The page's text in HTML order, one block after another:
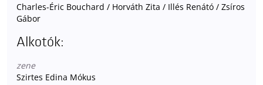
Charles-Éric Bouchard / Horváth Zita / Illés Renátó / Zsíros
Gábor
Alkotók:
zene
Szirtes Edina Mókus